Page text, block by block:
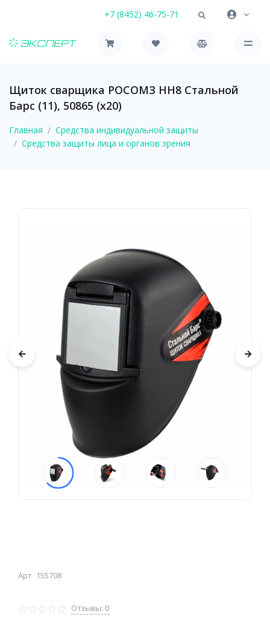
+7 (8452) 46-75-71
Щиток сварщика РОСОМЗ НН8 Стальной
Барс (11), 50865 (х20)
Главная
Средства индивидуальной защиты
Средства защиты лица и органов зрения
Арт 155708
Отзывы: 0